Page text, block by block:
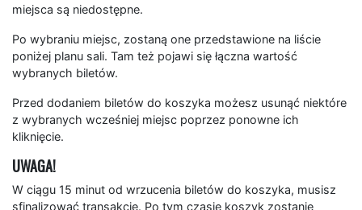
miejsca są niedostępne.
Po wybraniu miejsc, zostaną one przedstawione na liście
poniżej planu sali. Tam też pojawi się łączna wartość
wybranych biletów.
Przed dodaniem biletów do koszyka możesz usunąć niektóre
z wybranych wcześniej miejsc poprzez ponowne ich
kliknięcie.
UWAGA!
W ciągu 15 minut od wrzucenia biletów do koszyka, musisz
sfinalizować transakcję. Po tym czasie koszyk zostanie